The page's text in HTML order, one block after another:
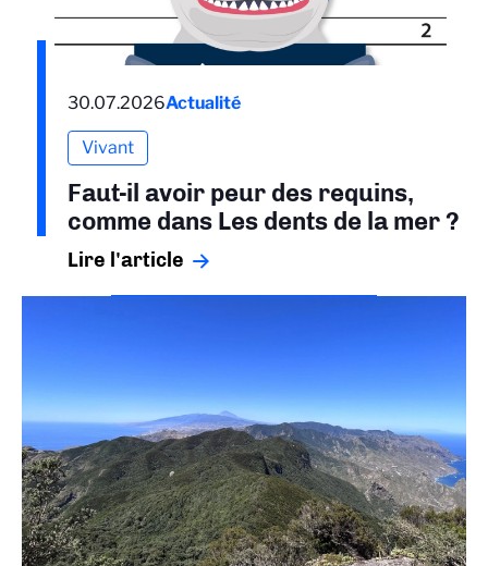
30.07.2026Actualité
Vivant
Faut-il avoir peur des requins,
comme dans Les dents de la mer ?
Lire l'article